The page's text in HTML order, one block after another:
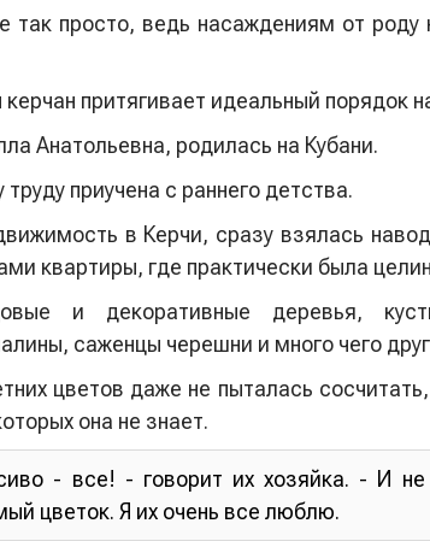
так просто, ведь насаждениям от роду
притягивает идеальный порядок
Анатольевна, родилась на Кубани.
приучена с раннего детства.
в Керчи, сразу взялась
квартиры, где практически была
и декоративные деревья,
саженцы черешни и много чего
цветов даже не пыталась
она не знает.
- все! - говорит их хозяйка. - И не
цветок. Я их очень все люблю.